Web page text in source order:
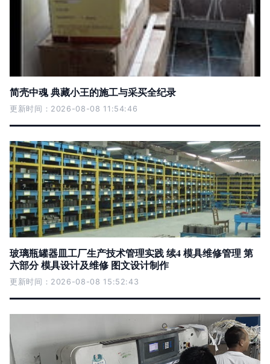
简壳中魂 典藏小王的施工与采买全纪录
更新时间：2026-08-08 11:54:46
玻璃瓶罐器皿工厂生产技术管理实践 续4 模具维修管理 第
六部分 模具设计及维修 图文设计制作
更新时间：2026-08-08 15:52:43